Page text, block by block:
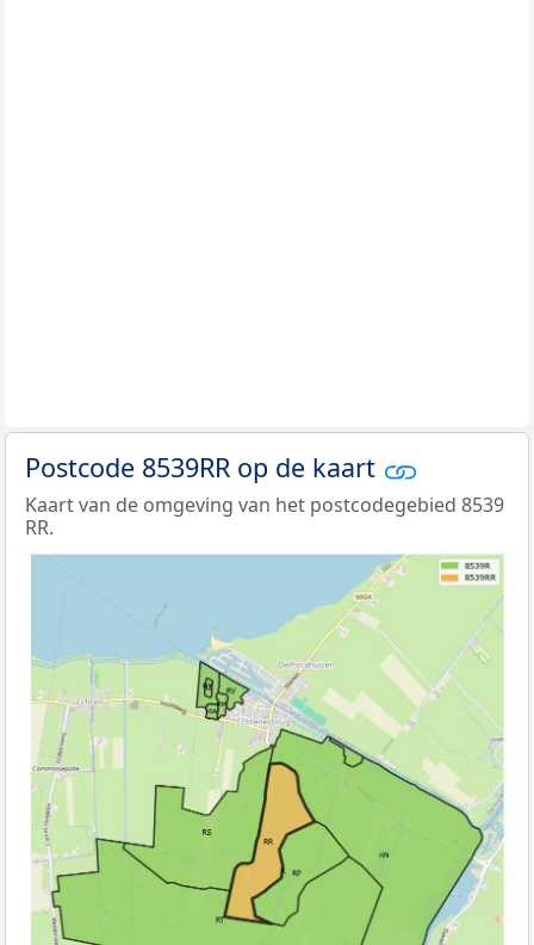
Postcode 8539RR op de kaart
Kaart van de omgeving van het postcodegebied 8539
RR.